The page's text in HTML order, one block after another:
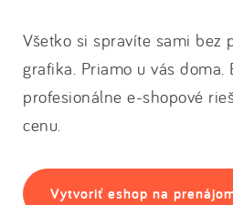
Všetko si spravíte sami bez
grafika. Priamo u vás doma.
profesionálne e-shopové
cenu.
Vytvoriť eshop na